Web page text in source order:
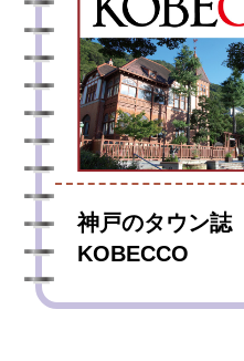
神戸のタウン
KOBECCO